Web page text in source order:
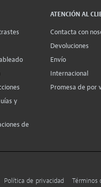
y
de
ATENCIÓN AL
Contacta con
Devoluciones
Envío
Internacional
Promesa de por
Política de privacidad Términos